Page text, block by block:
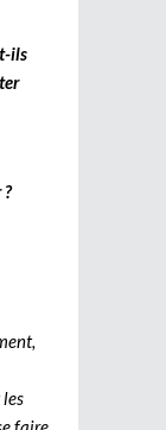
ils